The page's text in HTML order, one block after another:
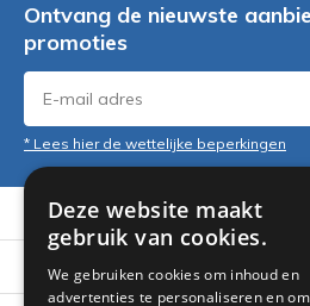
Ontvang de nieuwste
promoties
* Lees hier de wettelijke beperkingen
Klantenservice
Mijn account
Deze website maakt
gebruik van cookies.
We gebruiken cookies om inhoud en
advertenties te personaliseren en